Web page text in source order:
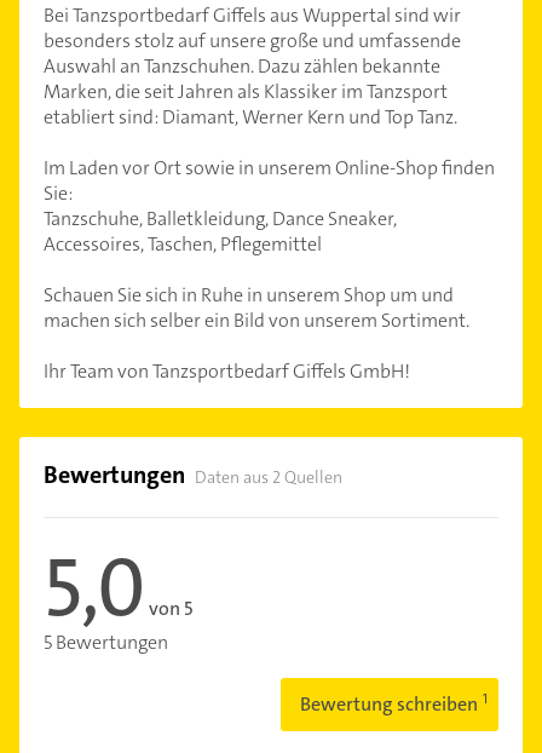
Bei Tanzsportbedarf Giffels aus Wuppertal sind wir
besonders stolz auf unsere große und umfassende
Auswahl an Tanzschuhen. Dazu zählen bekannte
Marken, die seit Jahren als Klassiker im Tanzsport
etabliert sind: Diamant, Werner Kern und Top Tanz.
Im Laden vor Ort sowie in unserem Online-Shop finden
Sie:
Tanzschuhe, Balletkleidung, Dance Sneaker,
Accessoires, Taschen, Pflegemittel
Schauen Sie sich in Ruhe in unserem Shop um und
machen sich selber ein Bild von unserem Sortiment.
Ihr Team von Tanzsportbedarf Giffels GmbH!
Bewertungen Daten aus 2 Quellen
5,0 von 5
5 Bewertungen
Bewertung schreiben